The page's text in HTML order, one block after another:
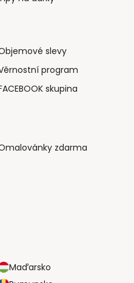
Maďarsko
slevy
program
skupina
zdarma